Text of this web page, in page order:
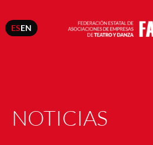
ESEN
NOTICIAS